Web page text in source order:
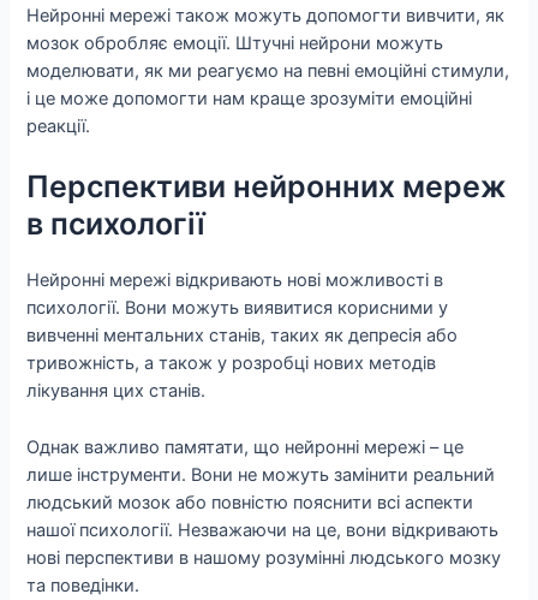
Нейронні мережі також можуть допомогти вивчити, як
мозок обробляє емоції. Штучні нейрони можуть
моделювати, як ми реагуємо на певні емоційні стимули,
і це може допомогти нам краще зрозуміти емоційні
реакції.
Перспективи нейронних мереж
в психології
Нейронні мережі відкривають нові можливості в
психології. Вони можуть виявитися корисними у
вивченні ментальних станів, таких як депресія або
тривожність, а також у розробці нових методів
лікування цих станів.
Однак важливо памятати, що нейронні мережі – це
лише інструменти. Вони не можуть замінити реальний
людський мозок або повністю пояснити всі аспекти
нашої психології. Незважаючи на це, вони відкривають
нові перспективи в нашому розумінні людського мозку
та поведінки.